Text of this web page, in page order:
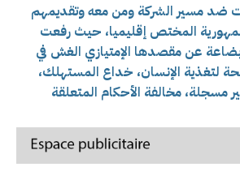
ضد مسير الشركة ومن معه وتقديمهم
المختص إقليميا، حيث رفعت
عن مقصدها الإمتيازي الغش في
لتغذية الإنسان، خداع المستهلك،
مسجلة، مخالفة الأحكام المتعلقة